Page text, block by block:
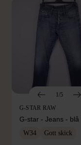
1/5
G-STAR RAW
G-star - Jeans - blå
W34 Gott skick